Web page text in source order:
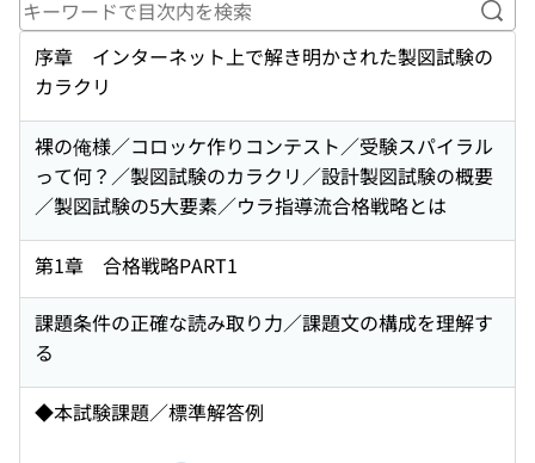
キ
序章 インターネット上で解き明かされた製図試験の
カラクリ
裸の俺様／コロッケ作りコンテスト／受験スパイラル
って何？／製図試験のカラクリ／設計製図試験の概要
／製図試験の5大要素／ウラ指導流合格戦略とは
第1章 合格戦略PART1
課題条件の正確な読み取り力／課題文の構成を理解す
る
◆本試験課題／標準解答例